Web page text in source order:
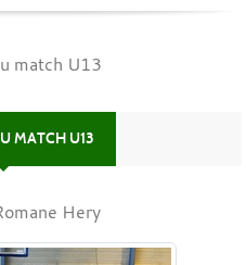
match U13
MATCH U13
Hery